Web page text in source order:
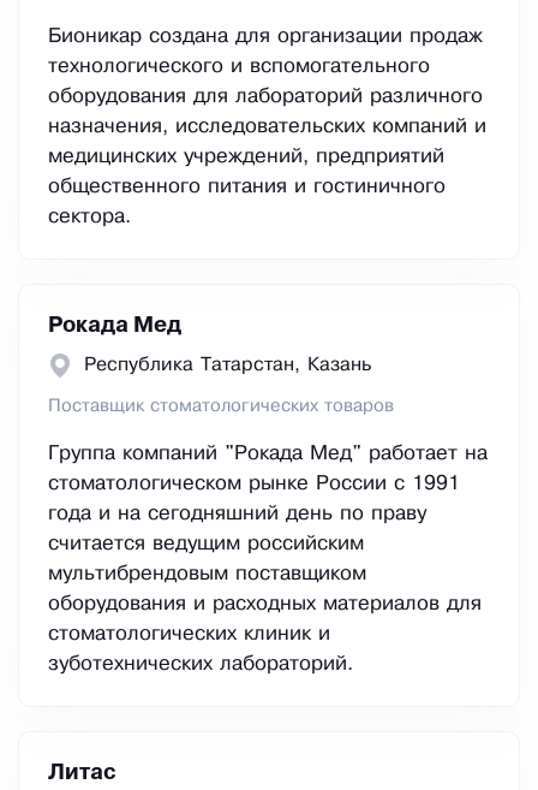
Бионикар создана для организации продаж
технологического и вспомогательного
оборудования для лабораторий различного
назначения, исследовательских компаний и
медицинских учреждений, предприятий
общественного питания и гостиничного
сектора.
Рокада Мед
Республика Татарстан, Казань
Поставщик стоматологических товаров
Группа компаний "Рокада Мед" работает на
стоматологическом рынке России с 1991
года и на сегодняшний день по праву
считается ведущим российским
мультибрендовым поставщиком
оборудования и расходных материалов для
стоматологических клиник и
зуботехнических лабораторий.
Литас